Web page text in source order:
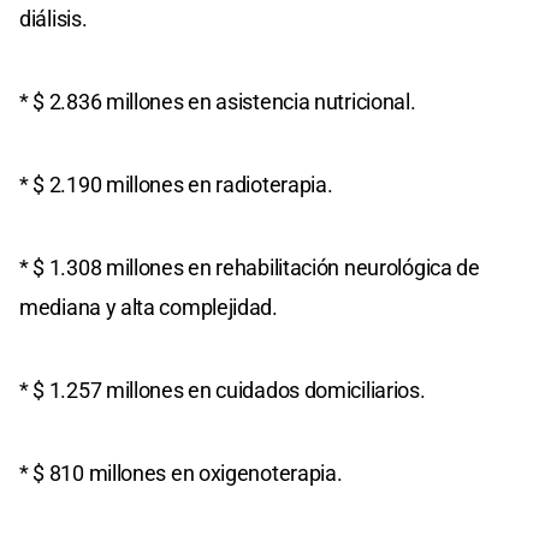
diálisis.
* $ 2.836 millones en asistencia nutricional.
* $ 2.190 millones en radioterapia.
* $ 1.308 millones en rehabilitación neurológica de
mediana y alta complejidad.
* $ 1.257 millones en cuidados domiciliarios.
* $ 810 millones en oxigenoterapia.